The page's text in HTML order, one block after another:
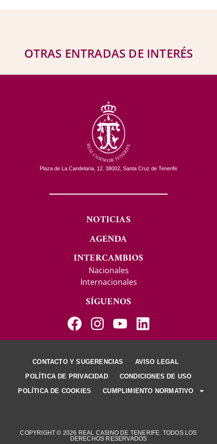
OTRAS ENTRADAS DE INTERÉS
Plaza de La Candelaria, 12. 38002, Santa Cruz de Tenerife
NOTICIAS
AGENDA
INTERCAMBIOS
Nacionales
Internacionales
SÍGUENOS
CONTACTO Y SUGERENCIAS
AVISO LEGAL
POLÍTICA DE PRIVACIDAD
CONDICIONES DE USO
POLÍTICA DE COOKIES
CUMPLIMIENTO NORMATIVO
COPYRIGHT © 2026 REAL CASINO DE TENERIFE. TODOS LOS
DERECHOS RESERVADOS